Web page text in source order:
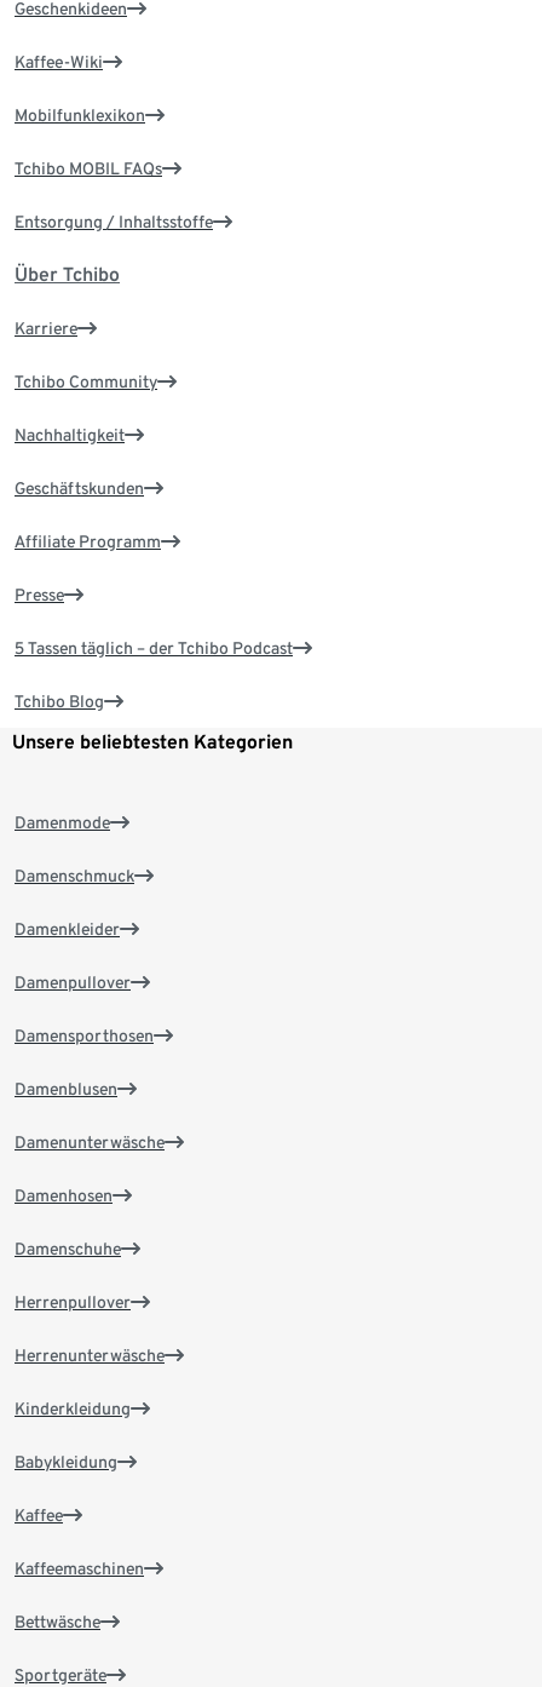
Geschenkideen
Kaffee-Wiki
Mobilfunklexikon
Tchibo MOBIL FAQs
Entsorgung / Inhaltsstoffe
Über Tchibo
Karriere
Tchibo Community
Nachhaltigkeit
Geschäftskunden
Affiliate Programm
Presse
5 Tassen täglich – der Tchibo Podcast
Tchibo Blog
Unsere beliebtesten Kategorien
Damenmode
Damenschmuck
Damenkleider
Damenpullover
Damensporthosen
Damenblusen
Damenunterwäsche
Damenhosen
Damenschuhe
Herrenpullover
Herrenunterwäsche
Kinderkleidung
Babykleidung
Kaffee
Kaffeemaschinen
Bettwäsche
Sportgeräte